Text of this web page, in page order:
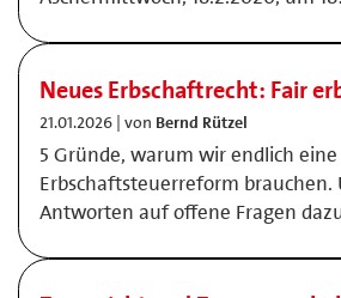
Neues Erbschaftrecht: Fair
21.01.2026 | von Bernd Rützel
5 Gründe, warum wir endlich eine
Erbschaftsteuerreform brauchen.
Antworten auf offene Fragen